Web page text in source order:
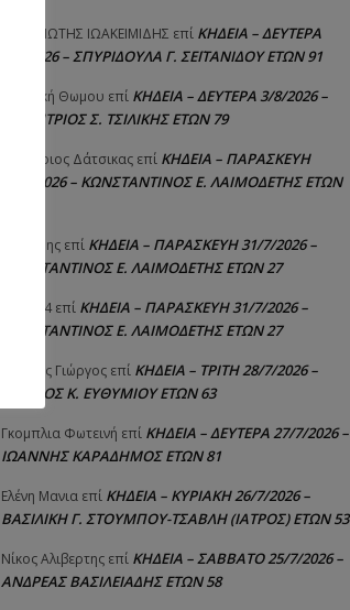
ΠΑΝΑΓΙΩΤΗΣ IΩΑΚΕΙΜΙΔΗΣ επί ΚΗΔΕΙΑ – ΔΕΥΤΕΡΑ
3/8/2026 – ΣΠΥΡΙΔΟΥΛΑ Γ. ΣΕΪΤΑΝΙΔΟΥ ΕΤΩΝ 91
Αγγελική Θωμου επί ΚΗΔΕΙΑ – ΔΕΥΤΕΡΑ 3/8/2026 –
ΔΗΜΗΤΡΙΟΣ Σ. ΤΣΙΛΙΚΗΣ ΕΤΩΝ 79
Δημήτριος Δάτσικας επί ΚΗΔΕΙΑ – ΠΑΡΑΣΚΕΥΗ
31/7/2026 – ΚΩΝΣΤΑΝΤΙΝΟΣ Ε. ΛΑΙΜΟΔΕΤΗΣ ΕΤΩΝ
Λευτέρης επί ΚΗΔΕΙΑ – ΠΑΡΑΣΚΕΥΗ 31/7/2026 –
ΚΩΝΣΤΑΝΤΙΝΟΣ Ε. ΛΑΙΜΟΔΕΤΗΣ ΕΤΩΝ 27
Raniad4 επί ΚΗΔΕΙΑ – ΠΑΡΑΣΚΕΥΗ 31/7/2026 –
ΚΩΝΣΤΑΝΤΙΝΟΣ Ε. ΛΑΙΜΟΔΕΤΗΣ ΕΤΩΝ 27
Σιούτης Γιώργος επί ΚΗΔΕΙΑ – ΤΡΙΤΗ 28/7/2026 –
ΑΓΓΕΛΟΣ Κ. ΕΥΘΥΜΙΟΥ ΕΤΩΝ 63
Γκομπλια Φωτεινή επί ΚΗΔΕΙΑ – ΔΕΥΤΕΡΑ 27/7/2026 –
ΙΩΑΝΝΗΣ ΚΑΡΑΔΗΜΟΣ ΕΤΩΝ 81
Ελένη Μανια επί ΚΗΔΕΙΑ – ΚΥΡΙΑΚΗ 26/7/2026 –
ΒΑΣΙΛΙΚΗ Γ. ΣΤΟΥΜΠΟΥ-ΤΣΑΒΛΗ (ΙΑΤΡΟΣ) ΕΤΩΝ 53
Νίκος Αλιβερτης επί ΚΗΔΕΙΑ – ΣΑΒΒΑΤΟ 25/7/2026 –
ΑΝΔΡΕΑΣ ΒΑΣΙΛΕΙΑΔΗΣ ΕΤΩΝ 58